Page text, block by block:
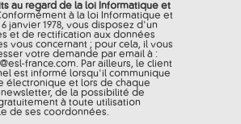
au regard de la loi Informatique et
à la loi Informatique et
6 janvier 1978, vous disposez d'un
et de rectification aux données
vous concernant ; pour cela, il vous
votre demande par email à :
esl-france.com. Par ailleurs, le client
est informé lorsqu'il communique
électronique et lors de chaque
de la possibilité de
à toute utilisation
de ses coordonnées.